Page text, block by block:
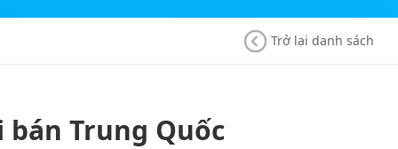
Trở lại danh sách
Trung Quốc